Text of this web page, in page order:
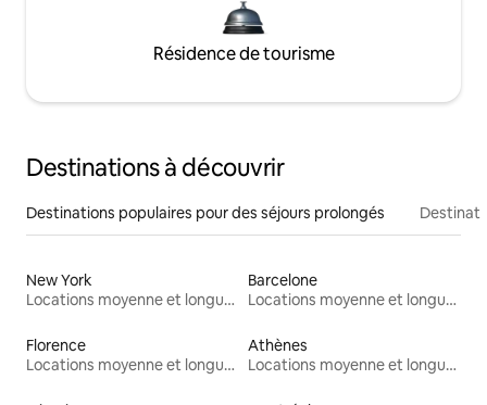
Résidence de tourisme
Destinations à découvrir
Destinations populaires pour des séjours prolongés
New York
Locations moyenne et longue durée
Barcelone
Locations moyenne et longue durée
Florence
Locations moyenne et longue durée
Athènes
Locations moyenne et longue durée